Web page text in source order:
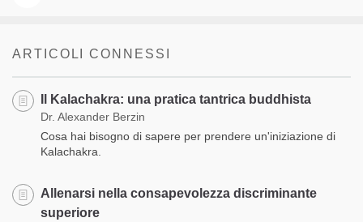
ARTICOLI CONNESSI
Il Kalachakra: una pratica tantrica buddhista
Dr. Alexander Berzin
Cosa hai bisogno di sapere per prendere un'iniziazione di
Kalachakra.
Allenarsi nella consapevolezza discriminante
superiore